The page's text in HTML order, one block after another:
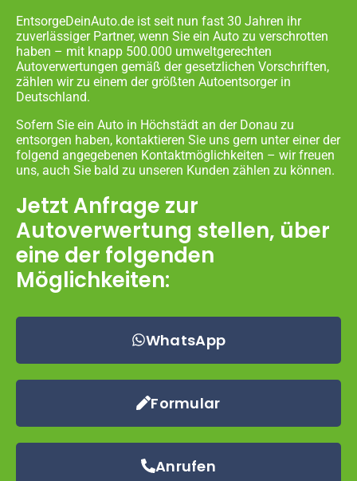
EntsorgeDeinAuto.de ist seit nun fast 30 Jahren ihr
zuverlässiger Partner, wenn Sie ein Auto zu verschrotten
haben – mit knapp 500.000 umweltgerechten
Autoverwertungen gemäß der gesetzlichen Vorschriften,
zählen wir zu einem der größten Autoentsorger in
Deutschland.
Sofern Sie ein Auto in Höchstädt an der Donau zu
entsorgen haben, kontaktieren Sie uns gern unter einer der
folgend angegebenen Kontaktmöglichkeiten – wir freuen
uns, auch Sie bald zu unseren Kunden zählen zu können.
Jetzt Anfrage zur
Autoverwertung stellen, über
eine der folgenden
Möglichkeiten:
WhatsApp
Formular
Anrufen